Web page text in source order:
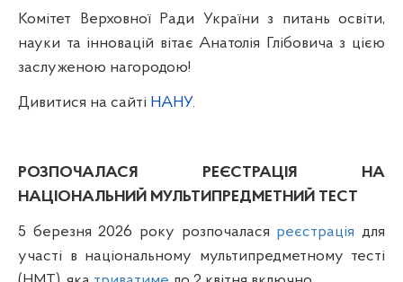
Комітет Верховної Ради України з питань освіти,
науки та інновацій вітає Анатолія Глібовича з цією
заслуженою нагородою!
Дивитися на сайті НАНУ.
РОЗПОЧАЛАСЯ РЕЄСТРАЦІЯ НА
НАЦІОНАЛЬНИЙ МУЛЬТИПРЕДМЕТНИЙ ТЕСТ
5 березня 2026 року розпочалася реєстрація для
участі в національному мультипредметному тесті